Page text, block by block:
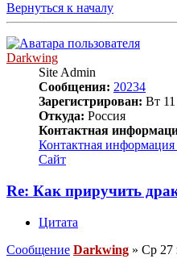
Вернуться к началу
Darkwing
Site Admin
Сообщения: 20234
Зарегистрирован: Вт
Откуда: Россия
Контактная
Контактная
Сайт
Re: Как приручить
Цитата
Сообщение Darkwing » Ср 27